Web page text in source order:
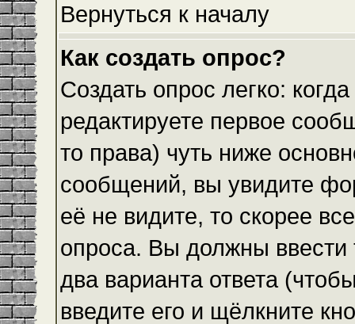
Вернуться к началу
Как создать опрос?
Создать опрос легко:
редактируете первое
то права) чуть ниже
сообщений, вы увидите
её не видите, то скорее
опроса. Вы должны
два варианта ответа
введите его и щёлкните